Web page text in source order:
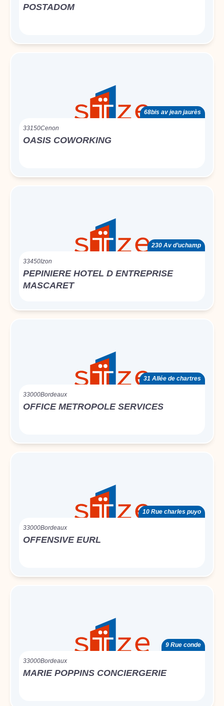
POSTADOM
68bis av jean jaurès
33150Cenon
OASIS COWORKING
230 Av d’uchamp
33450Izon
PEPINIERE HOTEL D ENTREPRISE
MASCARET
31 Allée de chartres
33000Bordeaux
OFFICE METROPOLE SERVICES
10 Rue charles puyo
33000Bordeaux
OFFENSIVE EURL
9 Rue conde
33000Bordeaux
MARIE POPPINS CONCIERGERIE